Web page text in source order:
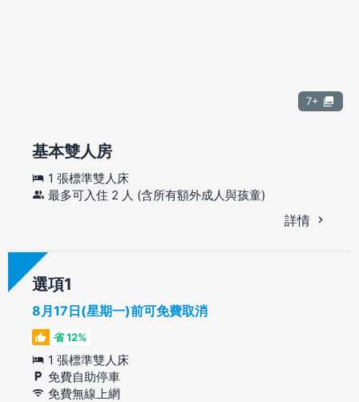
7+
基本雙人房
1 張標準雙人床
最多可入住 2 人 (含所有額外成人與孩童)
詳情
選項
8月17日(星期一)前可免費取消
省 12%
1 張標準雙人床
免費自助停車
免費無線上網